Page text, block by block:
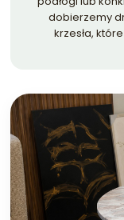
dobierzemy
krzesła,